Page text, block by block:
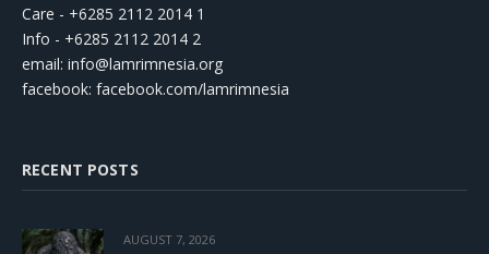
Care - +6285 2112 2014 1
Info - +6285 2112 2014 2
email: info@lamrimnesia.org
facebook: facebook.com/lamrimnesia
RECENT POSTS
AUGUST 7, 2026